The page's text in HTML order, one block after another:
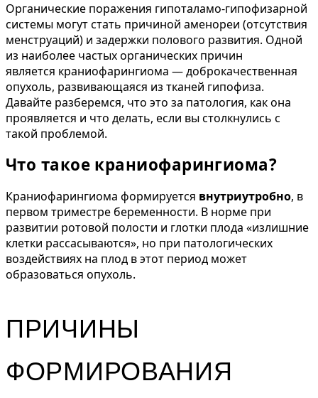
Органические поражения гипоталамо-гипофизарной
системы могут стать причиной аменореи (отсутствия
менструаций) и задержки полового развития. Одной
из наиболее частых органических причин
является краниофарингиома — доброкачественная
опухоль, развивающаяся из тканей гипофиза.
Давайте разберемся, что это за патология, как она
проявляется и что делать, если вы столкнулись с
такой проблемой.
Что такое краниофарингиома?
Краниофарингиома формируется внутриутробно, в
первом триместре беременности. В норме при
развитии ротовой полости и глотки плода «излишние
клетки рассасываются», но при патологических
воздействиях на плод в этот период может
образоваться опухоль.
ПРИЧИНЫ
ФОРМИРОВАНИЯ